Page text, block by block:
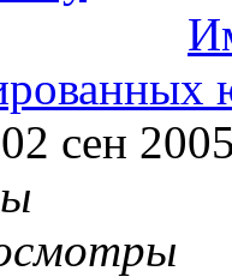
сен